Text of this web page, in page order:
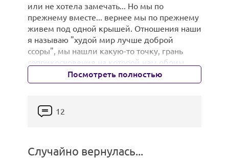
или не хотела замечать... Но мы по
прежнему вместе... вернее мы по прежнему
живем под одной крышей. Отношения наши
я называю "худой мир лучше доброй
ссоры", мы нашли какую-то точку, грань
соприкосновения на которой нам обоим
боле-менее комфортно общаться, не
вызываю друг у друга отрицательных
откровенный похуизм, но я просто
перестала ждать от него чего-то другого. Мы
самому себе, что больше всего на свете
Посмотреть полностью
12
Случайно вернулась...